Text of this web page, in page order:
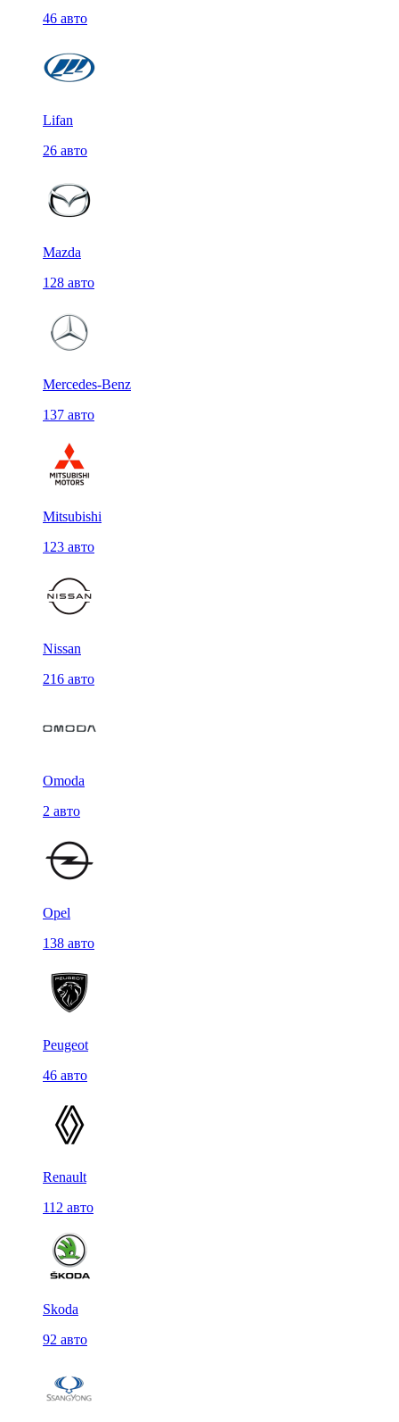
46 авто
Lifan
26 авто
Mazda
128 авто
Mercedes-Benz
137 авто
Mitsubishi
123 авто
Nissan
216 авто
Omoda
2 авто
Opel
138 авто
Peugeot
46 авто
Renault
112 авто
Skoda
92 авто